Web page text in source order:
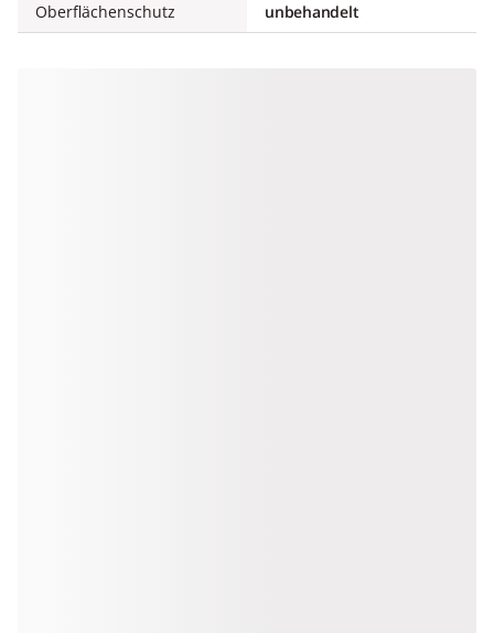
Oberflächenschutz
unbehandelt